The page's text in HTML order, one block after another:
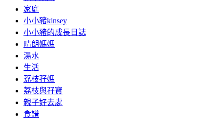
家庭
小小豬kinsey
小小豬的成長日誌
晴朗媽媽
湯水
生活
荔枝孖媽
荔枝與孖寶
親子好去處
食譜